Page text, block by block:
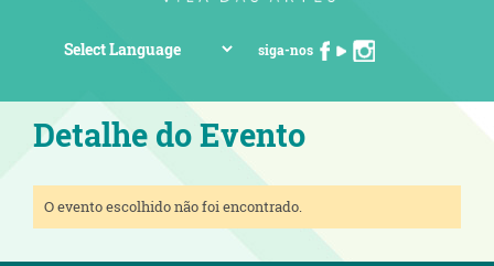
siga-nos
Detalhe do Evento
O evento escolhido não foi encontrado.